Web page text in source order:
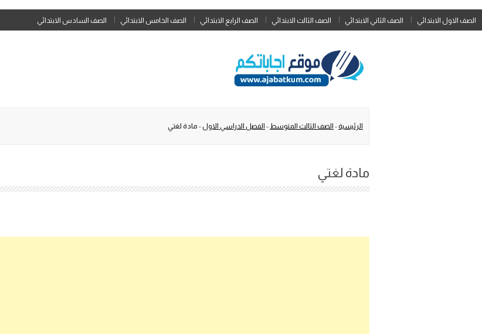
Skip
to
الصف الاول الابتدائي الصف الثاني الابتدائي الصف الثالث الابتدائي الصف الرابع الابتدائي الصف الخامس الابتدائي الصف السادس الابتدائي
الرئيسية - الصف الثالث المتوسط - الفصل الدراسي الاول- مادة لغتي
مادة لغتي